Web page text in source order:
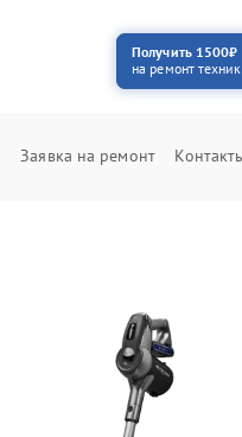
Получить 1500₽
на ремонт
Заявка на ремонт